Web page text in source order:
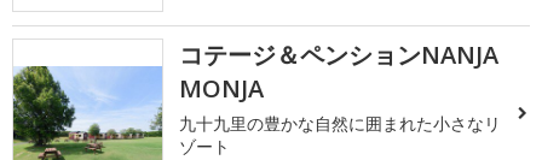
コテージ＆ペンションNANJA
MONJA
九十九里の豊かな自然に囲まれた小さなリ
ゾート